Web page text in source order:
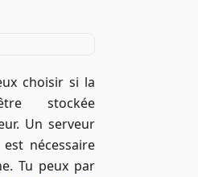
choisir si la
stockée
Un serveur
nécessaire
Tu peux par